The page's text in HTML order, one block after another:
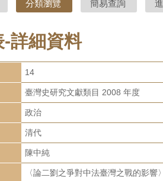
分類瀏覽 簡易查詢
詳細資料
14
臺灣史研究文獻類目 2008 年度
政治
清代
陳中純
〈論二劉之爭對中法臺灣之戰的影